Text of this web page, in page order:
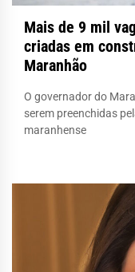
Mais de 9 mil
criadas em
Maranhão
O governador do
serem preenchidas
maranhense